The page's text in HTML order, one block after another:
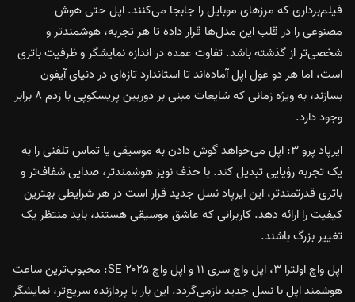
فیلم‌برداری که مرزهای موبایل را جابجا می‌کنند. اپل حتی هوش
مصنوعی را در قلب این مدل‌ها قرار داده تا هر تجربه، هوشمندتر و
شخصی‌تر از گذشته باشد. تفاوت عمده در اندازه نمایشگر و ظرفیت باتری
است، اما هر دو غول اپل آماده‌اند تا استاندارد تازه‌ای در دنیای آیفون
بسازند، به ویژه زمانی که شایعات مبنی بر دوربین پریسکوپی با زدم ۸ برابر
وجود دارد.
ایرپاد پرو ۳: اپل می‌خواهد گوش دادن به موسیقی یا تماس تلفنی را به
یک تجربه رؤیایی تبدیل کند. با حذف نویز هوشمندتر، صدایی شفاف‌تر و
باتری قدرتمندتر، این ایرپاد نسل جدید قرار است در هر شرایطی بهترین
کیفیت را ارائه دهد. کاربرانی که عاشق موسیقی هستند، باید منتظر یک
تغییر بزرگ باشند.
اپل واچ اولترا ۳، اپل واچ سری ۱۱ و اپل واچ SE ۲۰۲۵: محبوب‌ترین ساعت
هوشمند اپل با نسل جدید بازمی‌گردد. این بار با پردازنده سریع‌تر، نمایشگر